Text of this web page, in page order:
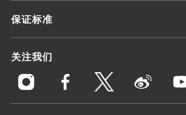
保证标准
关注我们